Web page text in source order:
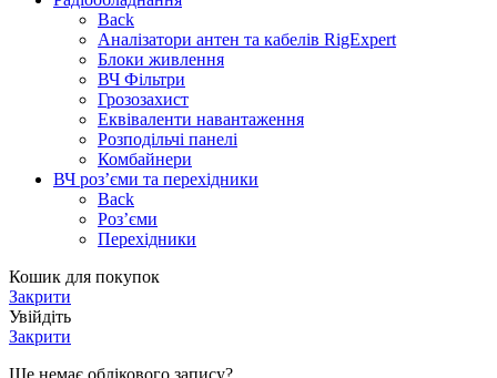
Back
Аналізатори антен та кабелів RigExpert
Блоки живлення
ВЧ Фільтри
Грозозахист
Еквіваленти навантаження
Розподільчі панелі
Комбайнери
ВЧ роз’єми та перехідники
Back
Роз’єми
Перехідники
Кошик для покупок
Закрити
Увійдіть
Закрити